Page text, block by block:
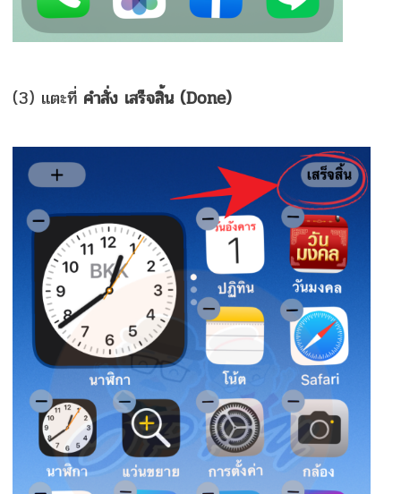
(3) แตะที่ คำสั่ง เสร็จสิ้น (Done)